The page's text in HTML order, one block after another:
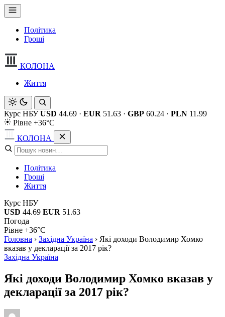
Політика
Гроші
КОЛОНА
Життя
Курс НБУ USD 44.69 · EUR 51.63 · GBP 60.24 · PLN 11.99
Рівне +36°C
КОЛОНА
Політика
Гроші
Життя
Курс НБУ
USD 44.69 EUR 51.63
Погода
Рівне +36°C
Головна › Західна Україна › Які доходи Володимир Хомко
вказав у декларації за 2017 рік?
Західна Україна
Які доходи Володимир Хомко вказав у
декларації за 2017 рік?